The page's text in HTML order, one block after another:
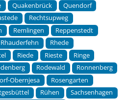
Quakenbrück
Quendorf
Rechtsupweg
Remlingen
Reppenstedt
Rhauderfehn
Rhede
Riede Rieste
Ringe
Rodewald
Ronnenberg
Obernjesa
Rosengarten
Rühen
Sachsenhagen